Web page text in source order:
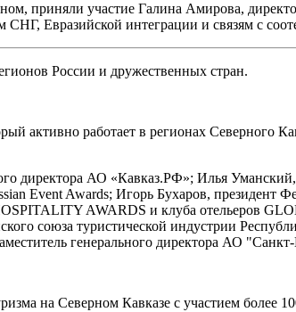
приняли участие Галина Амирова,
Евразийской интеграции и связям с
России и дружественных стран.
работает в регионах Северного
директора АО «Кавказ.РФ»; Илья
Event Awards; Игорь Бухаров, президент
AWARDS и клуба отельеров
союза туристической индустрии
генерального директора АО "Санкт-
на Северном Кавказе с участием более